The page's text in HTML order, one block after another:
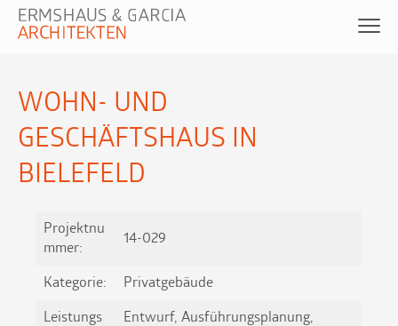
WOHN- UND
GESCHÄFTSHAUS IN
BIELEFELD
Projektnu
mmer:
14-029
Kategorie: Privatgebäude
Leistungs
Entwurf, Ausführungsplanung,